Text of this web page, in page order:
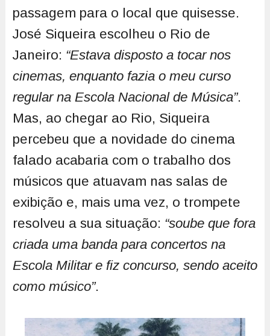
passagem para o local que quisesse.
José Siqueira escolheu o Rio de
Janeiro: “Estava disposto a tocar nos
cinemas, enquanto fazia o meu curso
regular na Escola Nacional de Música”.
Mas, ao chegar ao Rio, Siqueira
percebeu que a novidade do cinema
falado acabaria com o trabalho dos
músicos que atuavam nas salas de
exibição e, mais uma vez, o trompete
resolveu a sua situação: “soube que fora
criada uma banda para concertos na
Escola Militar e fiz concurso, sendo aceito
como músico”.